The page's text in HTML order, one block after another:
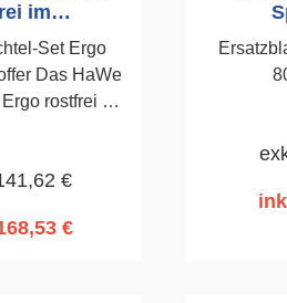
im
Set Ergo
rostfrei ist
Ergonomische
sorgen für
€
€